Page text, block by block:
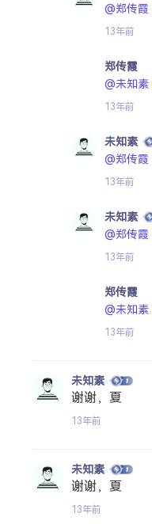
@郑传霞
13年前
郑传霞
@未知素
13年前
未知素
@郑传霞
13年前
未知素
@郑传霞
13年前
郑传霞
@未知素
13年前
未知素
谢谢，夏
13年前
未知素
谢谢，夏
13年前